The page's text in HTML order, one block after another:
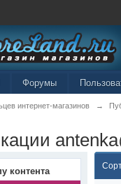
Форумы
интернет-магазинов →
контента